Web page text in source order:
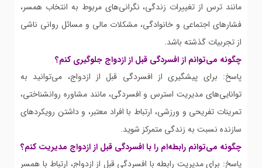
مانند ترس از تغییرات زندگی، نگرانی‌های مربوط به انتخاب همسر،
فشارهای اجتماعی و خانوادگی، مشکلات مالی و مسائل روانی ناشی
از تجربیات گذشته باشد.
چگونه می‌توانم از افسردگی قبل از ازدواج جلوگیری کنم؟
پاسخ: برای پیشگیری از افسردگی قبل از ازدواج، می‌توانید به
توانایی‌های مدیریت استرس و افسردگی، مانند مشاوره روانشناختی،
تمرینات تفریحی و ورزشی، ارتباط با افراد معتبر، و داشتن رویکردهای
سازنده نسبت به زندگی متمرکز شوید.
چگونه می‌توانم رابطه‌ام را با افسردگی قبل از ازدواج مدیریت کنم؟
پاسخ: برای مدیریت رابطه با افسردگی قبل از ازدواج، ارتباط با همسر